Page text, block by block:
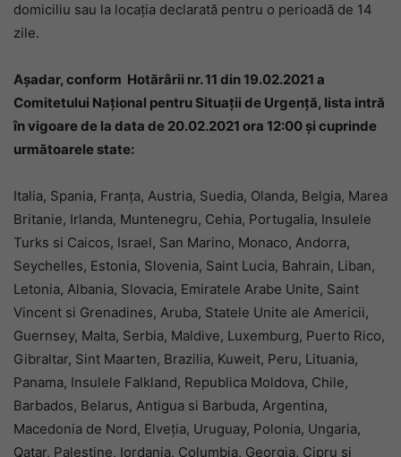
domiciliu sau la locația declarată pentru o perioadă de 14
zile.
Așadar, conform Hotărârii nr. 11 din 19.02.2021 a
Comitetului Național pentru Situații de Urgență, lista intră
în vigoare de la data de 20.02.2021 ora 12:00 și cuprinde
următoarele state:
Italia, Spania, Franța, Austria, Suedia, Olanda, Belgia, Marea
Britanie, Irlanda, Muntenegru, Cehia, Portugalia, Insulele
Turks si Caicos, Israel, San Marino, Monaco, Andorra,
Seychelles, Estonia, Slovenia, Saint Lucia, Bahrain, Liban,
Letonia, Albania, Slovacia, Emiratele Arabe Unite, Saint
Vincent si Grenadines, Aruba, Statele Unite ale Americii,
Guernsey, Malta, Serbia, Maldive, Luxemburg, Puerto Rico,
Gibraltar, Sint Maarten, Brazilia, Kuweit, Peru, Lituania,
Panama, Insulele Falkland, Republica Moldova, Chile,
Barbados, Belarus, Antigua si Barbuda, Argentina,
Macedonia de Nord, Elveția, Uruguay, Polonia, Ungaria,
Qatar, Palestine, Iordania, Columbia, Georgia, Cipru și